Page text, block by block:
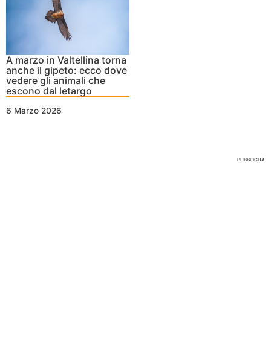
A marzo in Valtellina torna
anche il gipeto: ecco dove
vedere gli animali che
escono dal letargo
6 Marzo 2026
PUBBLICITÀ